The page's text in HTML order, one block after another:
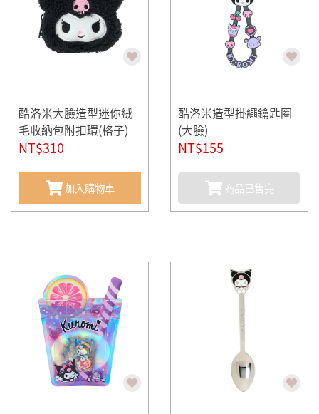
酷洛米大臉造型迷你絨
毛收納包附扣環(格子)
NT$310
加入購物車
酷洛米造型掛繩鑰匙圈
(大臉)
NT$155
商品已售完